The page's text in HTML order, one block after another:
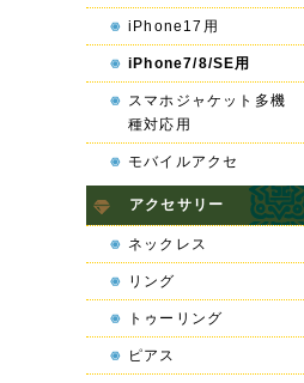
iPhone17用
iPhone7/8/SE用
スマホジャケット多機
種対応用
モバイルアクセ
アクセサリー
ネックレス
リング
トゥーリング
ピアス